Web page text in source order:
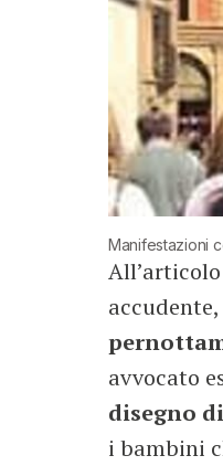
Manifestazioni
avvocato
disegno
i bambini